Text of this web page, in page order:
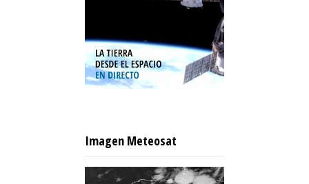
Imagen Meteosat